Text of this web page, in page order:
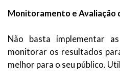
Monitoramento e Avaliação
Não basta implementar
monitorar os resultados
melhor para o seu público.